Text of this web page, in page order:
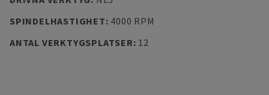
SPINDELHASTIGHET: 4000 RPM
ANTAL VERKTYGSPLATSER: 12